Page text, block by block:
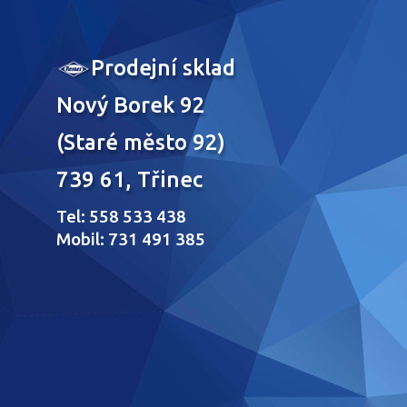
Prodejní sklad
Nový Borek 92
(Staré město 92)
739 61, Třinec
Tel: 558 533 438
Mobil: 731 491 385